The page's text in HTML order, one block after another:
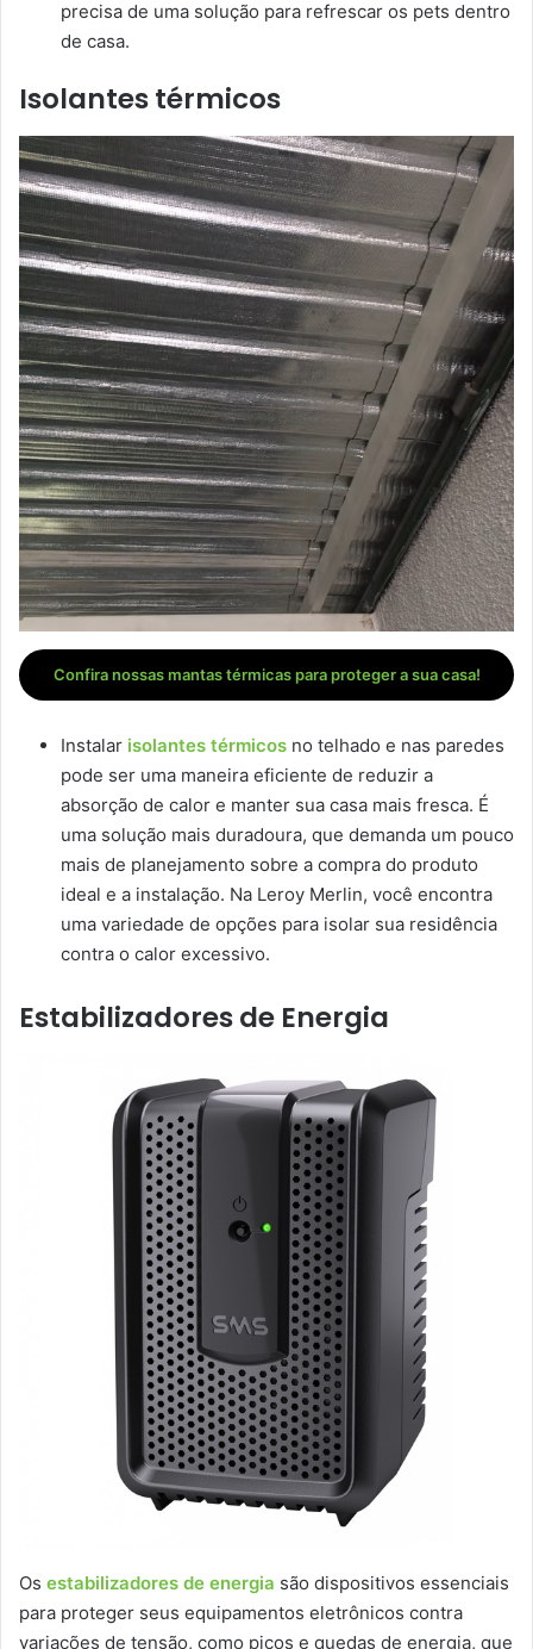
precisa de uma solução para refrescar os pets dentro
de casa.
Isolantes térmicos
Confira nossas mantas térmicas para proteger a sua casa!
Instalar isolantes térmicos no telhado e nas paredes
pode ser uma maneira eficiente de reduzir a
absorção de calor e manter sua casa mais fresca. É
uma solução mais duradoura, que demanda um pouco
mais de planejamento sobre a compra do produto
ideal e a instalação. Na Leroy Merlin, você encontra
uma variedade de opções para isolar sua residência
contra o calor excessivo.
Estabilizadores de Energia
Os estabilizadores de energia são dispositivos essenciais
para proteger seus equipamentos eletrônicos contra
variações de tensão, como picos e quedas de energia, que